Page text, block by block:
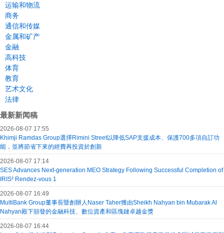
运输和物流
商务
通信和传媒
金属和矿产
金融
高科技
体育
教育
艺术文化
法律
最新新闻稿
2026-08-07 17:55
Khimji Ramdas Group選擇Rimini Street以降低SAP支援成本、保護700多項自訂功
能，並將節省下來的經費再投資於創新
2026-08-07 17:14
SES Advances Next-generation MEO Strategy Following Successful Completion of
IRIS² Rendez-vous 1
2026-08-07 16:49
MultiBank Group董事長暨創辦人Naser Taher獲由Sheikh Nahyan bin Mubarak Al
Nahyan殿下頒發的金融科技、數位資產和區塊鏈卓越金獎
2026-08-07 16:44